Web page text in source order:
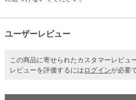
ユーザーレビュー
この商品に寄せられたカスタマーレビュ
レビューを評価するにはログインが必要